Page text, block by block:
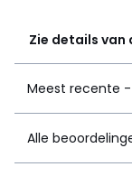
Zie details van
Meest recente
Alle